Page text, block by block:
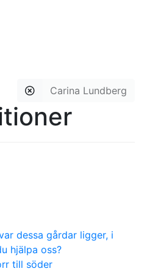
Carina Lundberg
dessa gårdar ligger, i
hjälpa oss?
till söder